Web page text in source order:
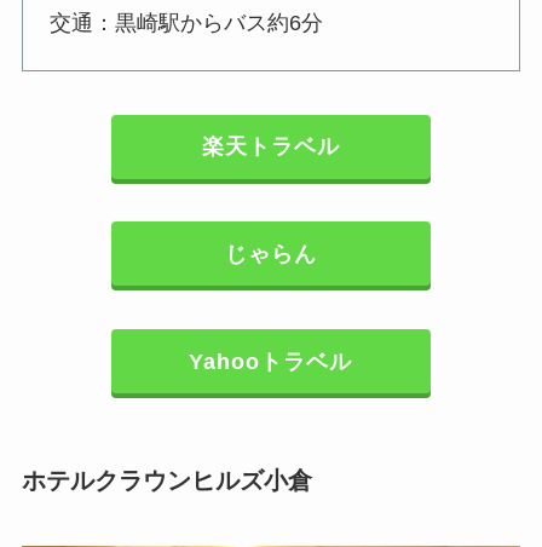
交通：黒崎駅からバス約6分
楽天トラベル
じゃらん
Yahooトラベル
ホテルクラウンヒルズ小倉